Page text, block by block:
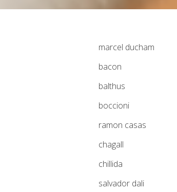
marcel ducham
bacon
balthus
boccioni
ramon casas
chagall
chillida
salvador dali